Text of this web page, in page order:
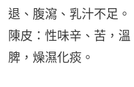
退、腹瀉、乳汁不足。
陳皮：性味辛、苦，
脾，燥濕化痰。